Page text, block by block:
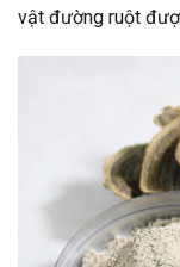
vật đường ruột